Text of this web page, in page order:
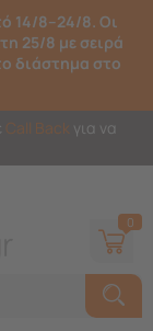
14/8–24/8. Οι
25/8 με σειρά
διάστημα στο
Call Back για να
0